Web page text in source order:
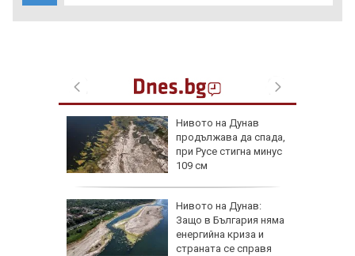
Нивото на Дунав
продължава да спада,
при Русе стигна минус
109 см
Нивото на Дунав:
Защо в България няма
енергийна криза и
страната се справя